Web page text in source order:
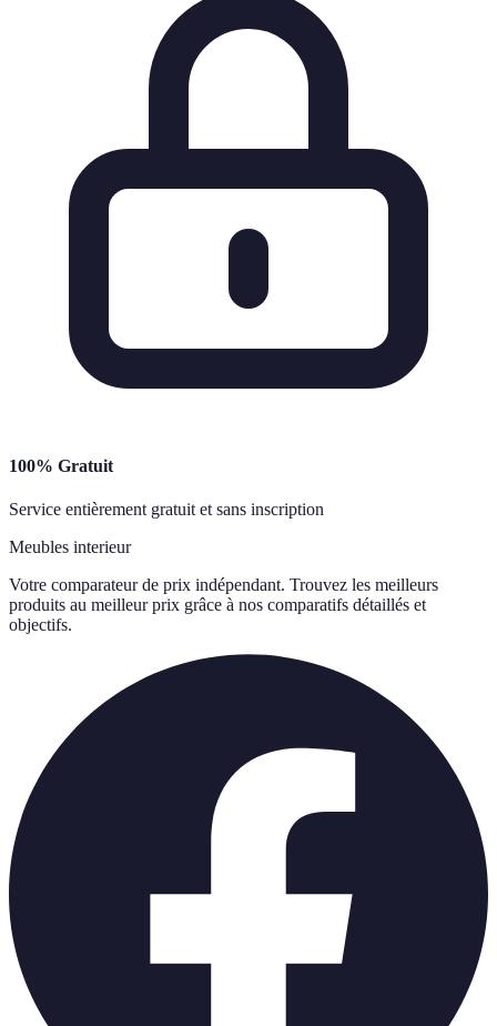
100% Gratuit
Service entièrement gratuit et sans inscription
Meubles interieur
Votre comparateur de prix indépendant. Trouvez les meilleurs
produits au meilleur prix grâce à nos comparatifs détaillés et
objectifs.